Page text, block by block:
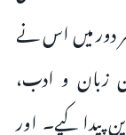
دور میں اس نے
زبان و ادب،
پیدا کیے۔ اور